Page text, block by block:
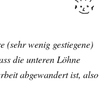
(sehr wenig gestiegene)
die unteren Löhne
abgewandert ist, also